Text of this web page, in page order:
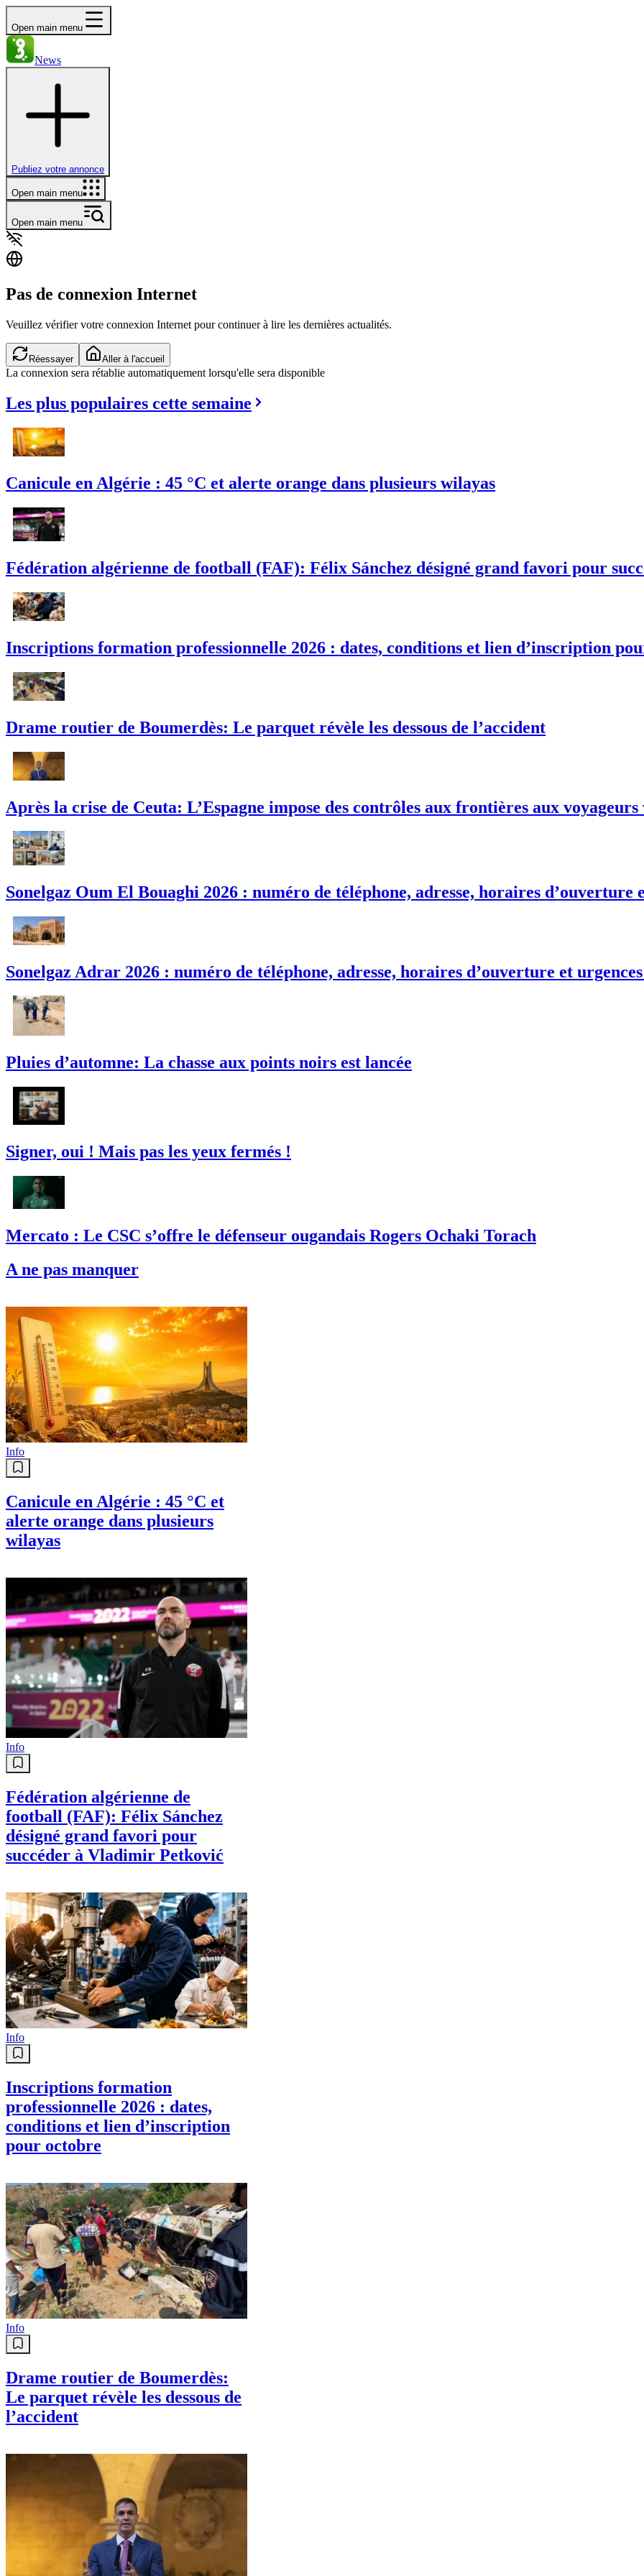
Open main menu
News
Publiez votre annonce
Open main menu
Open main menu
Pas de connexion Internet
Veuillez vérifier votre connexion Internet pour continuer à lire les dernières actualités.
Réessayer Aller à l'accueil
La connexion sera rétablie automatiquement lorsqu'elle sera disponible
Les plus populaires cette semaine
Canicule en Algérie : 45 °C et alerte orange dans plusieurs wilayas
Fédération algérienne de football (FAF): Félix Sánchez désigné grand favori pour
Inscriptions formation professionnelle 2026 : dates, conditions et lien d’inscription
Drame routier de Boumerdès: Le parquet révèle les dessous de l’accident
Après la crise de Ceuta: L’Espagne impose des contrôles aux frontières aux
Sonelgaz Oum El Bouaghi 2026 : numéro de téléphone, adresse, horaires d’ouverture
Sonelgaz Adrar 2026 : numéro de téléphone, adresse, horaires d’ouverture et
Pluies d’automne: La chasse aux points noirs est lancée
Signer, oui ! Mais pas les yeux fermés !
Mercato : Le CSC s’offre le défenseur ougandais Rogers Ochaki Torach
A ne pas manquer
Info
Canicule en Algérie : 45 °C et
alerte orange dans plusieurs
wilayas
Info
Fédération algérienne de
football (FAF): Félix Sánchez
désigné grand favori pour
succéder à Vladimir Petković
Info
Inscriptions formation
professionnelle 2026 : dates,
conditions et lien d’inscription
pour octobre
Info
Drame routier de Boumerdès:
Le parquet révèle les dessous de
l’accident